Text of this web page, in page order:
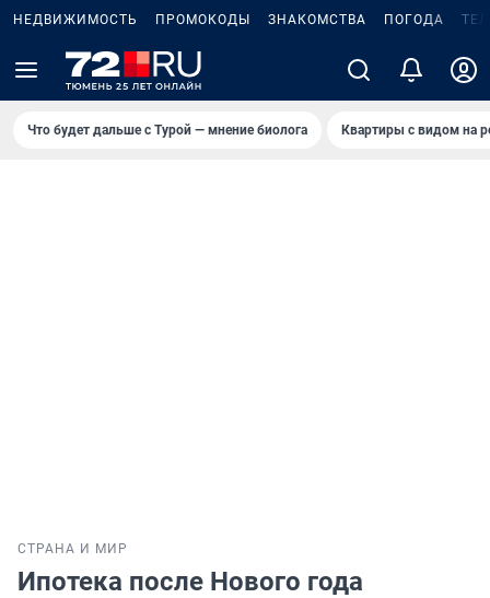
НЕДВИЖИМОСТЬ ПРОМОКОДЫ ЗНАКОМСТВА ПОГОДА
Что будет дальше с Турой — мнение биолога Квартиры с видом на
СТРАНА И МИР
Ипотека после Нового года